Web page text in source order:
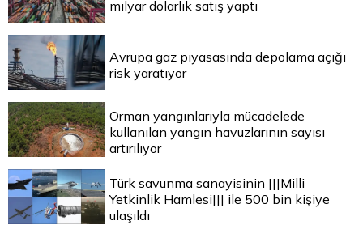
milyar dolarlık satış yaptı
Avrupa gaz piyasasında depolama açığı
risk yaratıyor
Orman yangınlarıyla mücadelede
kullanılan yangın havuzlarının sayısı
artırılıyor
Türk savunma sanayisinin |||Milli
Yetkinlik Hamlesi||| ile 500 bin kişiye
ulaşıldı